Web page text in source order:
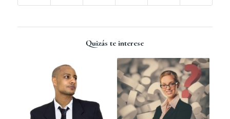
Quizás te interese